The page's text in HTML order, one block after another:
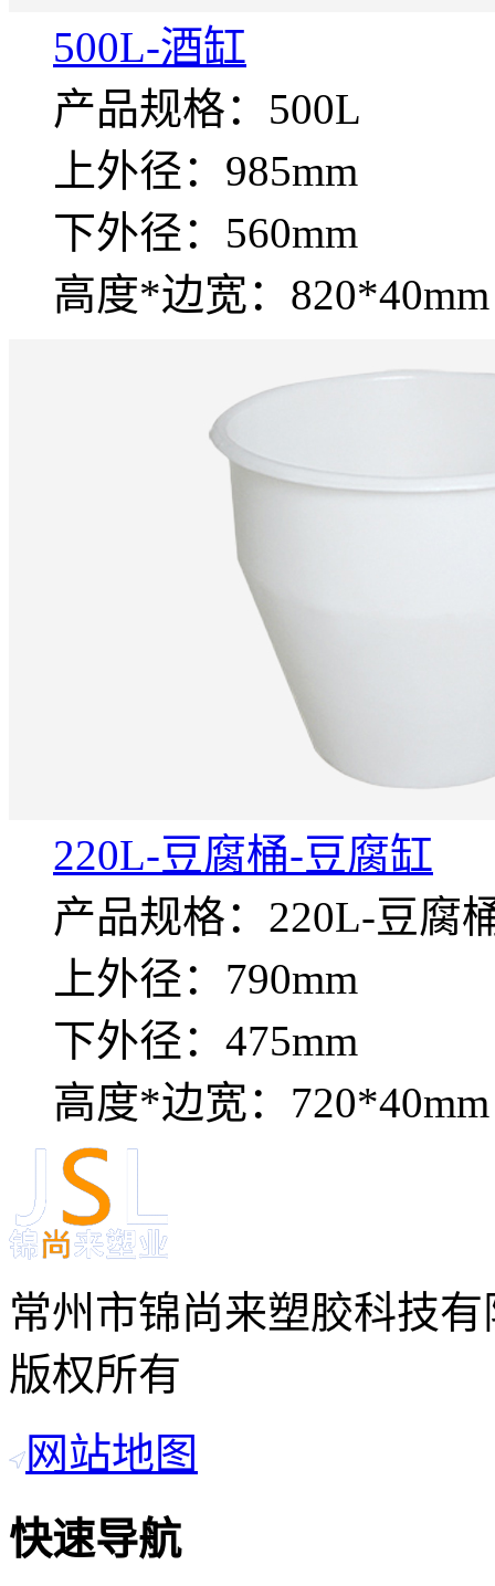
500L-酒缸
产品规格：500L
上外径：985mm
下外径：560mm
高度*边宽：820*40mm
220L-豆腐桶-豆腐缸
产品规格：220L-豆腐
上外径：790mm
下外径：475mm
高度*边宽：720*40mm
常州市锦尚来塑胶科技
版权所有
网站地图
快速导航